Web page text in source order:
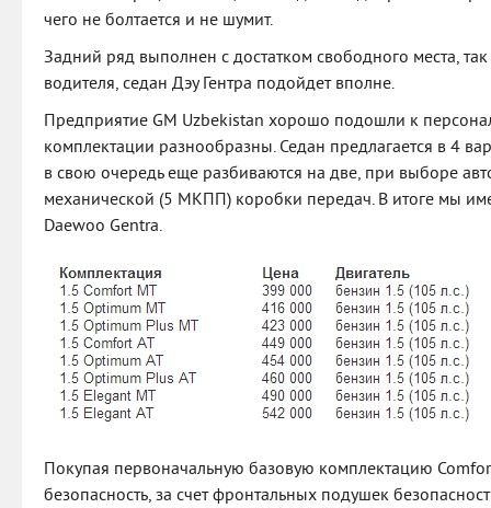
чего не болтается и не шумит.
Задний ряд выполнен с достатком свободного места,
водителя, седан Дэу Гентра подойдет вполне.
Предприятие GM Uzbekistan хорошо подошли к
комплектации разнообразны. Седан предлагается в 4
в свою очередь еще разбиваются на две, при выборе
механической (5 МКПП) коробки передач. В итоге мы
Daewoo Gentra.
Покупая первоначальную базовую комплектацию
безопасность, за счет фронтальных подушек